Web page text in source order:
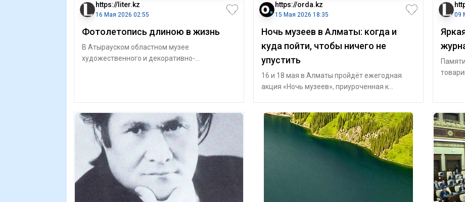
https://liter.kz
16 Мая 2026 02:55
Фотолетопись длиною в жизнь
В Атырауском областном музее
художественного и декоративно-
https://orda.kz
15 Мая 2026 18:35
Ночь музеев в Алматы: когда и
куда пойти, чтобы ничего не
упустить
16 и 18 мая в Алматы пройдёт ежегодная
акция «Ночь музеев», приуроченная к
09